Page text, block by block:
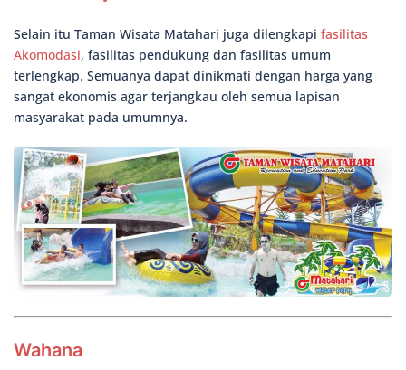
Selain itu Taman Wisata Matahari juga dilengkapi fasilitas
Akomodasi, fasilitas pendukung dan fasilitas umum
terlengkap. Semuanya dapat dinikmati dengan harga yang
sangat ekonomis agar terjangkau oleh semua lapisan
masyarakat pada umumnya.
Wahana